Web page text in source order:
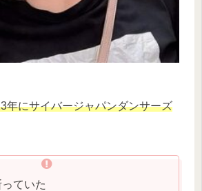
年にサイバージャパンダンサーズ
ていた